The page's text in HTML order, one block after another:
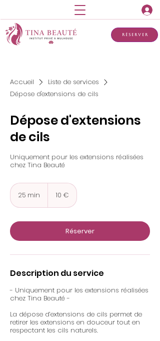
Réserver
Accueil
Liste de services
Dépose d'extensions de cils
Dépose d'extensions
de cils
Uniquement pour les extensions réalisées
chez Tina Beauté
25 min
m
i
10 €
Réserver
Description du service
- Uniquement pour les extensions réalisées
chez Tina Beauté -
La dépose d’extensions de cils permet de
retirer les extensions en douceur tout en
respectant les cils naturels.